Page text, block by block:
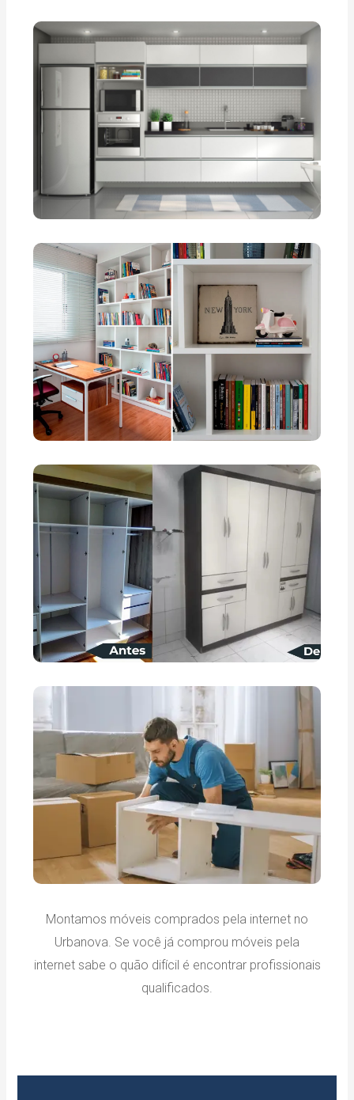
Montamos móveis comprados pela internet no
Urbanova. Se você já comprou móveis pela
internet sabe o quão difícil é encontrar profissionais
qualificados.